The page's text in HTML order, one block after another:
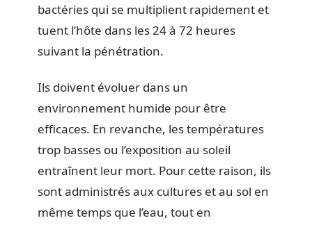
bactéries qui se multiplient rapidement et
tuent l’hôte dans les 24 à 72 heures
suivant la pénétration.
Ils doivent évoluer dans un
environnement humide pour être
efficaces. En revanche, les températures
trop basses ou l’exposition au soleil
entraînent leur mort. Pour cette raison, ils
sont administrés aux cultures et au sol en
même temps que l’eau, tout en